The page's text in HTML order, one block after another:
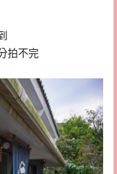
拍不完